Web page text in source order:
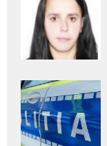
aici textul
pentru
subtitlu
Adaugă
aici textul
pentru
subtitlu